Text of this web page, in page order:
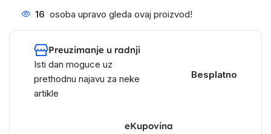
16 osoba upravo gleda ovaj proizvod!
Preuzimanje u radnji
Isti dan moguce uz
prethodnu najavu za neke
artikle
Besplatno
eKupovina